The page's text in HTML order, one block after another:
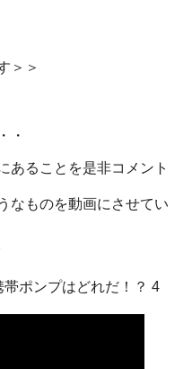
＞＞
・
あることを是非コメント
なものを動画にさせてい
帯ポンプはどれだ！？ 4